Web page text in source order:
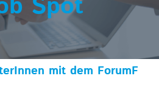
mit dem ForumF